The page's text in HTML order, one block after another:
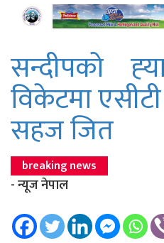
सन्दीपको
विकेटमा
सहज जित
breaking news
- न्यूज नेपाल